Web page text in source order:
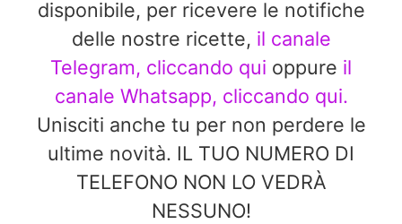
disponibile, per ricevere le notifiche
delle nostre ricette, il canale
Telegram, cliccando qui oppure il
canale Whatsapp, cliccando qui.
Unisciti anche tu per non perdere le
ultime novità. IL TUO NUMERO DI
TELEFONO NON LO VEDRÀ
NESSUNO!